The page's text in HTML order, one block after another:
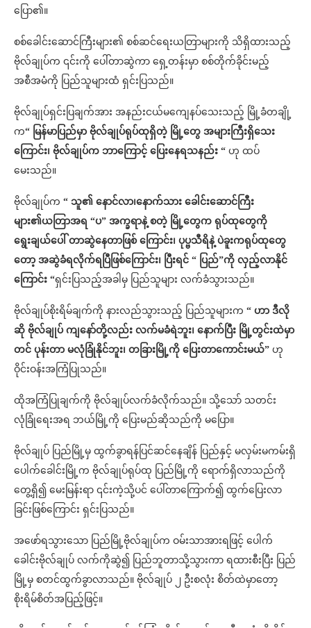
ပြော၏။
စစ်ခေါင်းဆောင်ကြီးများ၏ စစ်ဆင်ရေးယတြာများကို သိရှိထားသည့်
ဗိုလ်ချုပ်က ၎င်းကို ပေါ်တာဆွဲကာ ရှေ့တန်းမှာ စစ်တိုက်ခိုင်းမည့်
အစီအမံကို ပြည်သူများထံ ရှင်းပြသည်။
ဗိုလ်ချုပ်ရှင်းပြချက်အား အနည်းငယ်မကျေနပ်သေးသည့် မြို့ခံတချို့
က“ မြန်မာပြည်မှာ ဗိုလ်ချုပ်ရုပ်ထုရှိတဲ့ မြို့တွေ အများကြီးရှိသေး
ကြောင်း၊ ဗိုလ်ချုပ်က ဘာကြောင့် ပြေးနေရသနည်း “ ဟု ထပ်
မေးသည်။
ဗိုလ်ချုပ်က “ သူ၏ နောင်လာ၊နောက်သား ခေါင်းဆောင်ကြီး
များ၏ယတြာအရ “ပ” အက္ခရာနဲ့ စတဲ့ မြို့တွေက ရုပ်ထုတွေကို
ရွေးချယ်ပေါ် တာဆွဲနေတာဖြစ် ကြောင်း၊ ပုပ္ဗသီရိနဲ့ ပဲခူးကရုပ်ထုတွေ
တော့ အဆွဲခံရလိုက်ရပြီဖြစ်ကြောင်း၊ ပြီးရင် “ ပြည်”ကို လှည့်လာနိုင်
ကြောင်း “ရှင်းပြသည့်အခါမှ ပြည်သူများ လက်ခံသွားသည်။
ဗိုလ်ချုပ်စိုးရိမ်ချက်ကို နားလည်သွားသည့် ပြည်သူများက “ ဟာ ဒီလို
ဆို ဗိုလ်ချုပ် ကျနော်တို့လည်း လက်မခံရဲဘူး၊ နောက်ပြီး မြို့တွင်းထဲမှာ
တင် ပုန်းတာ မလုံခြုံနိုင်ဘူး၊ တခြားမြို့ကို ပြေးတာကောင်းမယ်” ဟု
ဝိုင်းဝန်းအကြံပြုသည်။
ထိုအကြံပြုချက်ကို ဗိုလ်ချုပ်လက်ခံလိုက်သည်။ သို့သော် သတင်း
လုံခြုံရေးအရ ဘယ်မြို့ကို ပြေးမည်ဆိုသည်ကို မပြော။
ဗိုလ်ချုပ် ပြည်မြို့မှ ထွက်ခွာရန်ပြင်ဆင်နေချိန် ပြည်နှင့် မလှမ်းမကမ်းရှိ
ပေါက်ခေါင်းမြို့က ဗိုလ်ချုပ်ရုပ်ထု ပြည်မြို့ကို ရောက်ရှိလာသည်ကို
တွေ့ရှိ၍ မေးမြန်းရာ ၎င်းကဲ့သို့ပင် ပေါ်တာကြောက်၍ ထွက်ပြေးလာ
ခြင်းဖြစ်ကြောင်း ရှင်းပြသည်။
အဖော်ရသွားသော ပြည်မြို့ဗိုလ်ချုပ်က ဝမ်းသာအားရဖြင့် ပေါက်
ခေါင်းဗိုလ်ချုပ် လက်ကိုဆွဲ၍ ပြည်ဘူတာသို့သွားကာ ရထားစီးပြီး ပြည်
မြို့မှ စတင်ထွက်ခွာလာသည်။ ဗိုလ်ချုပ် ၂ ဦးစလုံး စိတ်ထဲမှာတော့
စိုးရိမ်စိတ်အပြည့်ဖြင့်။